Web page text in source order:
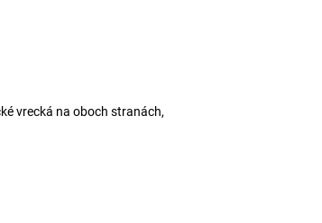
vrecká na oboch stranách,